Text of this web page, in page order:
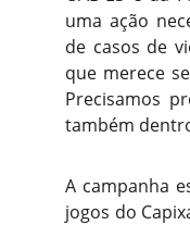
uma ação
de casos de
que merece
Precisamos
também
A campanha
jogos do